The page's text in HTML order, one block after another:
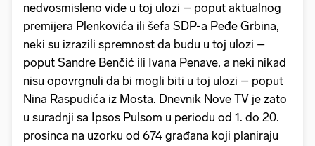
nedvosmisleno vide u toj ulozi – poput aktualnog
premijera Plenkovića ili šefa SDP-a Peđe Grbina,
neki su izrazili spremnost da budu u toj ulozi –
poput Sandre Benčić ili Ivana Penave, a neki nikad
nisu opovrgnuli da bi mogli biti u toj ulozi – poput
Nina Raspudića iz Mosta. Dnevnik Nove TV je zato
u suradnji sa Ipsos Pulsom u periodu od 1. do 20.
prosinca na uzorku od 674 građana koji planiraju